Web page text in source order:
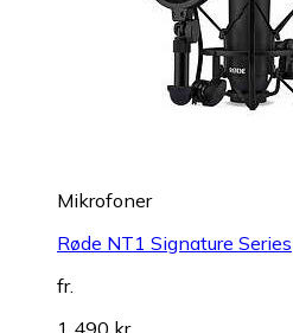
Mikrofoner
Røde NT1 Signature Series
fr.